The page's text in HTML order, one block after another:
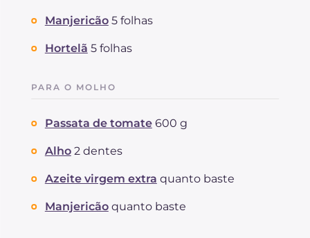
Manjericão 5 folhas
Hortelã 5 folhas
PARA O MOLHO
Passata de tomate 600 g
Alho 2 dentes
Azeite virgem extra quanto baste
Manjericão quanto baste